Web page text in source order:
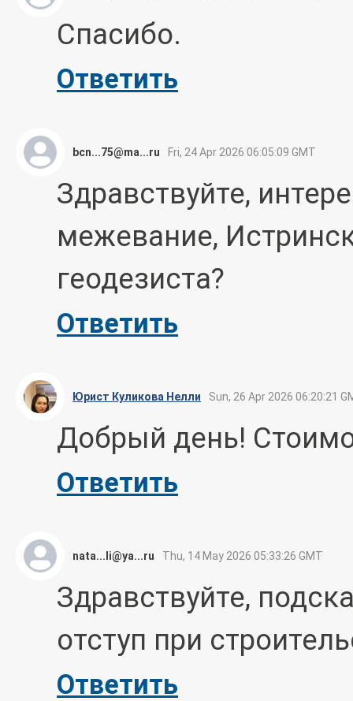
Спасибо.
Ответить
bcn...75@ma...ru Fri, 24 Apr 2026 06:05:09 GMT
Здравствуйте,
межевание,
геодезиста?
Ответить
Юрист Куликова Нелли Sun, 26 Apr 2026 06:20:21
Добрый день!
Ответить
nata...li@ya...ru Thu, 14 May 2026 05:33:26 GMT
Здравствуйте,
отступ при
Ответить